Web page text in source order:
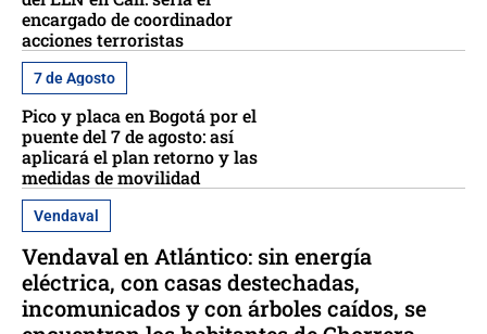
encargado de coordinador
acciones terroristas
7 de Agosto
Pico y placa en Bogotá por el
puente del 7 de agosto: así
aplicará el plan retorno y las
medidas de movilidad
Vendaval
Vendaval en Atlántico: sin energía
eléctrica, con casas destechadas,
incomunicados y con árboles caídos, se